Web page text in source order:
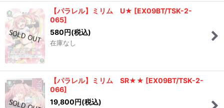
【パラレル】ミリム U★ [EX09BT/TSK-2-
065]
580円(税込)
在庫なし
【パラレル】ミリム SR★★ [EX09BT/TSK-2-
066]
19,800円(税込)